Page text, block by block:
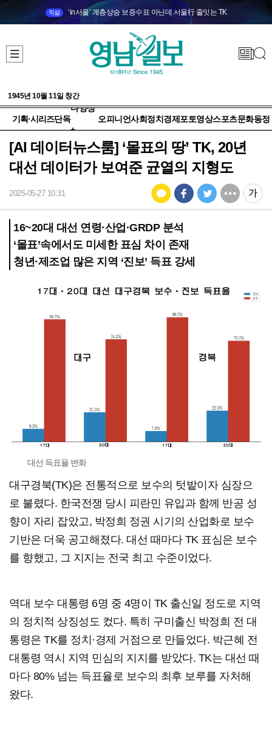
직설 ‘in서울’ 계층상승 보증수표 아닌데 서울行 줄잇는 TK
1945년 10월 11일 창간
기획·시리즈단독
다양성
+
오피니언사회정치 경제 포토영상스포츠문화동정
[AI 데이터뉴스룸] ‘몰표의 땅’ TK, 20년
대선 데이터가 보여준 균열의 지형도
2025-05-27 10:31
16~20대 대선 연령·산업·GRDP 분석
‘몰표’속에서도 미세한 표심 차이 존재
청년·제조업 많은 지역 ‘진보’ 득표 강세
대선 득표율 변화
대구경북(TK)은 전통적으로 보수의 텃밭이자 심장으
로 불렸다. 한국전쟁 당시 피란민 유입과 함께 반공 성
향이 자리 잡았고, 박정희 정권 시기의 산업화로 보수
기반은 더욱 공고해졌다. 대선 때마다 TK 표심은 보수
를 향했고, 그 지지는 전국 최고 수준이었다.
역대 보수 대통령 6명 중 4명이 TK 출신일 정도로 지역
의 정치적 상징성도 컸다. 특히 구미출신 박정희 전 대
통령은 TK를 정치·경제 거점으로 만들었다. 박근혜 전
대통령 역시 지역 민심의 지지를 받았다. TK는 대선 때
마다 80% 넘는 득표율로 보수의 최후 보루를 자처해
왔다.